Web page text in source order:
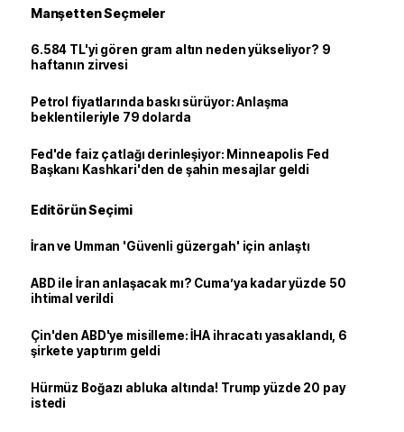
Manşetten Seçmeler
6.584 TL'yi gören gram altın neden yükseliyor? 9
haftanın zirvesi
Petrol fiyatlarında baskı sürüyor: Anlaşma
beklentileriyle 79 dolarda
Fed'de faiz çatlağı derinleşiyor: Minneapolis Fed
Başkanı Kashkari'den de şahin mesajlar geldi
Editörün Seçimi
İran ve Umman 'Güvenli güzergah' için anlaştı
ABD ile İran anlaşacak mı? Cuma’ya kadar yüzde 50
ihtimal verildi
Çin'den ABD'ye misilleme: İHA ihracatı yasaklandı, 6
şirkete yaptırım geldi
Hürmüz Boğazı abluka altında! Trump yüzde 20 pay
istedi